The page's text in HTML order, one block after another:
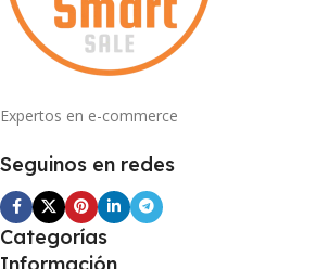
Expertos en e-commerce
Seguinos en redes
Categorías